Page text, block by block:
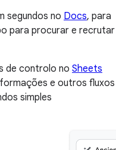
segundos no Docs, para
para procurar e recrutar
de controlo no Sheets
e outros fluxos
simples